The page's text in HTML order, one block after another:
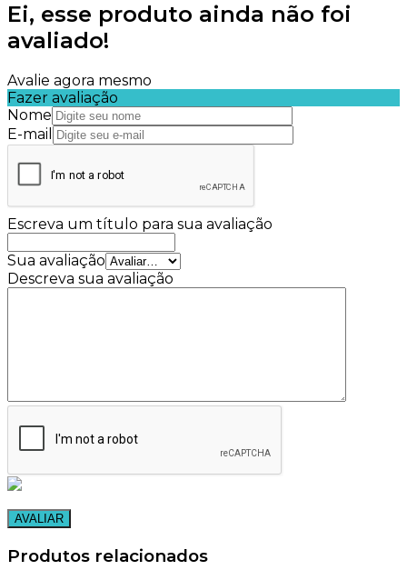
Ei, esse produto ainda não foi
avaliado!
Avalie agora mesmo
Fazer avaliação
Nome
E-mail
Escreva um título para sua avaliação
Sua avaliação
Descreva sua avaliação
Produtos relacionados